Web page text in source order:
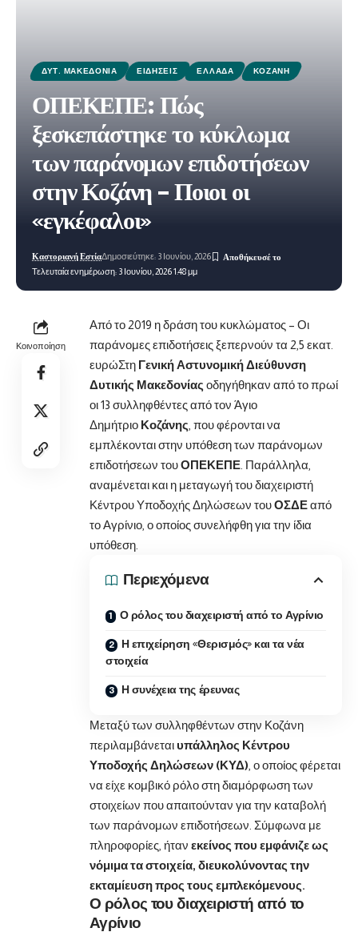
ΔΥΤ. ΜΑΚΕΔΟΝΊΑ ΕΙΔΉΣΕΙΣ ΕΛΛΆΔΑ ΚΟΖΆΝΗ
ΟΠΕΚΕΠΕ: Πώς
ξεσκεπάστηκε το κύκλωμα
των παράνομων επιδοτήσεων
στην Κοζάνη – Ποιοι οι
«εγκέφαλοι»
Τελευταία ενημέρωση: 3 Ιουνίου, 2026 1:48 μμ
Καστοριανή ΕστίαΔημοσιεύτηκε: 3 Ιουνίου, 2026
Κοινοποίηση
Από το 2019 η δράση του κυκλώματος – Οι
παράνομες επιδοτήσεις ξεπερνούν τα 2,5 εκατ.
ευρώΣτη Γενική Αστυνομική Διεύθυνση
Δυτικής Μακεδονίας οδηγήθηκαν από το πρωί
οι 13 συλληφθέντες από τον Άγιο
Δημήτριο Κοζάνης , που φέρονται να
εμπλέκονται στην υπόθεση των παράνομων
επιδοτήσεων τουΟΠΕΚΕΠΕ . Παράλληλα,
αναμένεται και η μεταγωγή του διαχειριστή
Κέντρου Υποδοχής Δηλώσεων τουΟΣΔΕαπό
το Αγρίνιο, ο οποίος συνελήφθη για την ίδια
υπόθεση.
Περιεχόμενα
Ο ρόλος του διαχειριστή από το Αγρίνιο
Η επιχείρηση «Θερισμός» και τα νέα
στοιχεία
Η συνέχεια της έρευνας
Μεταξύ των συλληφθέντων στην Κοζάνη
περιλαμβάνεται υπάλληλος Κέντρου
Υποδοχής Δηλώσεων (ΚΥΔ) , ο οποίος φέρεται
να είχε κομβικό ρόλο στη διαμόρφωση των
στοιχείων που απαιτούνταν για την καταβολή
των παράνομων επιδοτήσεων. Σύμφωνα με
πληροφορίες, ήταν εκείνος που εμφάνιζε ως
νόμιμα τα στοιχεία, διευκολύνοντας την
εκταμίευση προς τους εμπλεκόμενους.
Ο ρόλος του διαχειριστή από το
Αγρίνιο